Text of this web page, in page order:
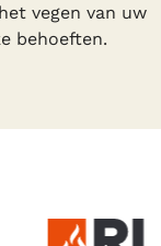
vegen van uw
behoeften.